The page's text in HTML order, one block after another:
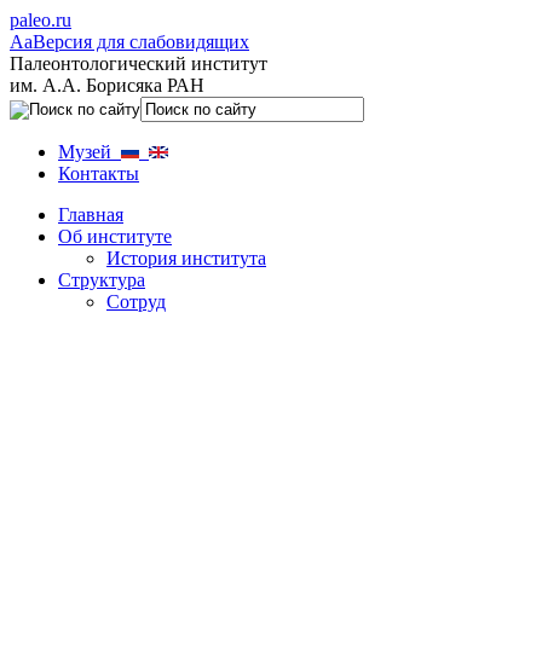
paleo.ru
AaВерсия для слабовидящих
Палеонтологический институт
им. А.А. Борисяка РАН
Музей
Контакты
Главная
Об институте
История института
Структура
Сотруд